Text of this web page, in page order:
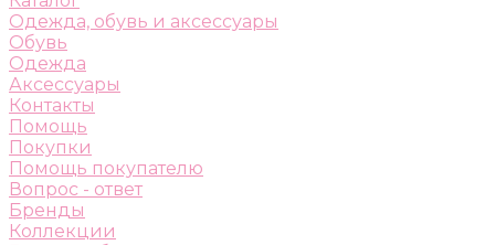
Одежда, обувь и аксессуары
Обувь
Одежда
Аксессуары
Контакты
Помощь
Покупки
Помощь покупателю
Вопрос - ответ
Бренды
Коллекции